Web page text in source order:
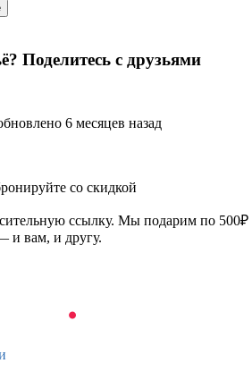
Поделитесь с друзьями
6 месяцев назад
со скидкой
ссылку. Мы подарим по 500₽
и вам, и другу.